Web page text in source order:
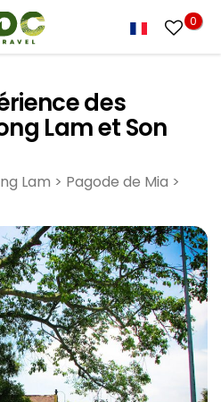
0
des
Lam et Son
Lam > Pagode de Mia >